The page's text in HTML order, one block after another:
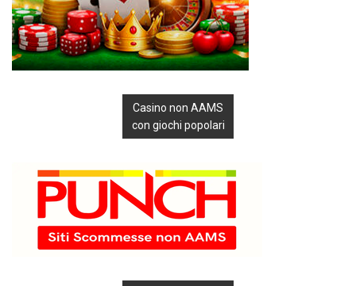
Casino non AAMS
con giochi popolari